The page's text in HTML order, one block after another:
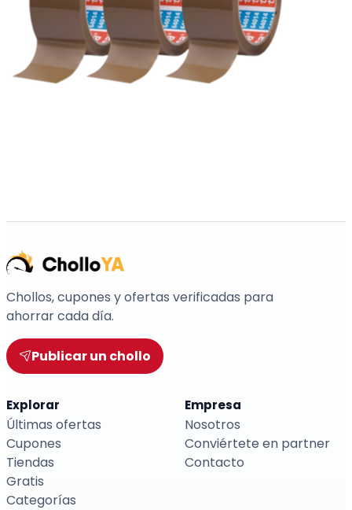
Chollos, cupones y ofertas verificadas para
ahorrar cada día.
Publicar un chollo
Explorar
Últimas ofertas
Cupones
Tiendas
Gratis
Categorías
Empresa
Nosotros
Conviértete en partner
Contacto